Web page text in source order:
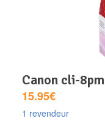
canon cli-8pm
15.95€
1 revendeur